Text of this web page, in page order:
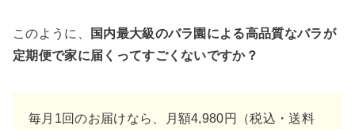
このように、
国内最大級のバラ園による高品質なバラが
定期便で家に届くってすごくないですか？
毎月1回のお届けなら、月額4,980円（税込・送料